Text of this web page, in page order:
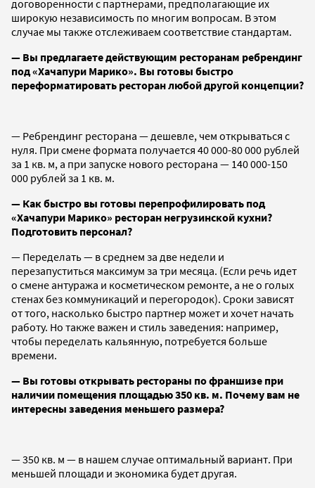
договоренности с партнерами, предполагающие их
широкую независимость по многим вопросам. В этом
случае мы также отслеживаем соответствие стандартам.
— Вы предлагаете действующим ресторанам ребрендинг
под «Хачапури Марико». Вы готовы быстро
переформатировать ресторан любой другой концепции?
— Ребрендинг ресторана — дешевле, чем открываться с
нуля. При смене формата получается 40 000-80 000 рублей
за 1 кв. м, а при запуске нового ресторана — 140 000-150
000 рублей за 1 кв. м.
— Как быстро вы готовы перепрофилировать под
«Хачапури Марико» ресторан негрузинской кухни?
Подготовить персонал?
— Переделать — в среднем за две недели и
перезапуститься максимум за три месяца. (Если речь идет
о смене антуража и косметическом ремонте, а не о голых
стенах без коммуникаций и перегородок). Сроки зависят
от того, насколько быстро партнер может и хочет начать
работу. Но также важен и стиль заведения: например,
чтобы переделать кальянную, потребуется больше
времени.
— Вы готовы открывать рестораны по франшизе при
наличии помещения площадью 350 кв. м. Почему вам не
интересны заведения меньшего размера?
— 350 кв. м — в нашем случае оптимальный вариант. При
меньшей площади и экономика будет другая.